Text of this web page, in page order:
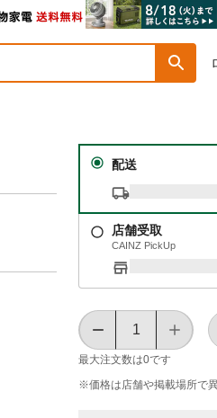
配送
店舗受取
CAINZ PickUp
最大注文数は0です
※価格は​店舗や​掲載場所で​